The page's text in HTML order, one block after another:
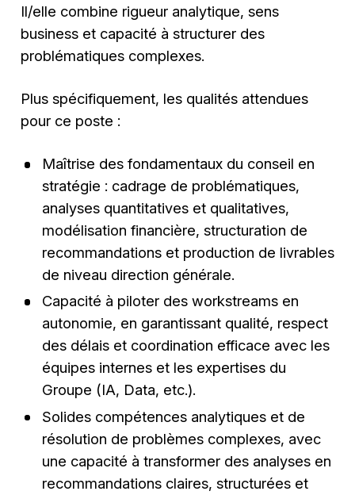
Il/elle combine rigueur analytique, sens
business et capacité à structurer des
problématiques complexes.
Plus spécifiquement, les qualités attendues
pour ce poste :
Maîtrise des fondamentaux du conseil en
stratégie : cadrage de problématiques,
analyses quantitatives et qualitatives,
modélisation financière, structuration de
recommandations et production de livrables
de niveau direction générale.
Capacité à piloter des workstreams en
autonomie, en garantissant qualité, respect
des délais et coordination efficace avec les
équipes internes et les expertises du
Groupe (IA, Data, etc.).
Solides compétences analytiques et de
résolution de problèmes complexes, avec
une capacité à transformer des analyses en
recommandations claires, structurées et